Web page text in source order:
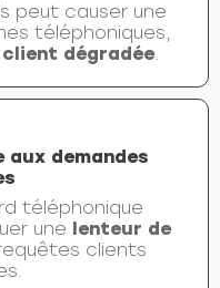
peut causer une
téléphoniques,
dégradée.
demandes
téléphonique
une lenteur de
clients